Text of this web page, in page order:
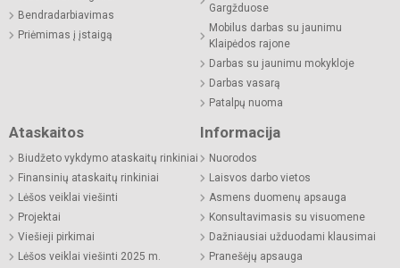
Bendradarbiavimas
Priėmimas į įstaigą
Gargžduose
Mobilus darbas su jaunimu
Klaipėdos rajone
Darbas su jaunimu mokykloje
Darbas vasarą
Patalpų nuoma
Ataskaitos
Biudžeto vykdymo ataskaitų rinkiniai
Finansinių ataskaitų rinkiniai
Lėšos veiklai viešinti
Projektai
Viešieji pirkimai
Lėšos veiklai viešinti 2025 m.
Informacija
Nuorodos
Laisvos darbo vietos
Asmens duomenų apsauga
Konsultavimasis su visuomene
Dažniausiai užduodami klausimai
Pranešėjų apsauga